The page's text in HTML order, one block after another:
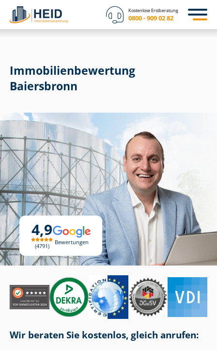
Kostenlose Erstberatung
0800 - 909 02 82
4,9
4791
Bewertungen
Immobilien­bewertung
Baiersbronn
Wir beraten Sie kostenlos, gleich anrufen: